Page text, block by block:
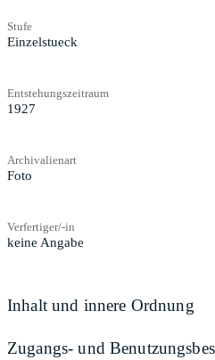
Stufe
Einzelstueck
Entstehungszeitraum
1927
Archivalienart
Foto
Verfertiger/-in
keine Angabe
Inhalt und innere Ordnung
Zugangs- und